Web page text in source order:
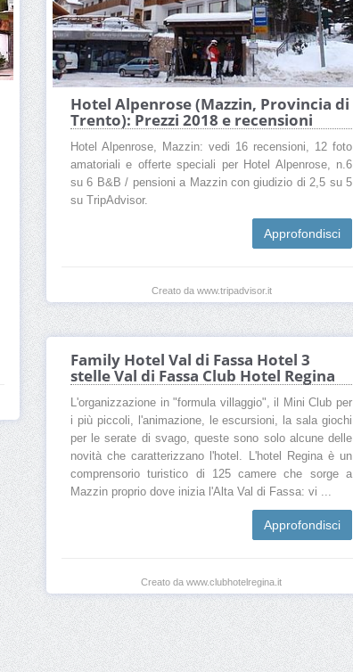
Hotel Alpenrose (Mazzin, Provincia di
Trento): Prezzi 2018 e recensioni
Hotel Alpenrose, Mazzin: vedi 16 recensioni, 12 foto
amatoriali e offerte speciali per Hotel Alpenrose, n.6
su 6 B&B / pensioni a Mazzin con giudizio di 2,5 su 5
su TripAdvisor.
Approfondisci
Creato da www.tripadvisor.it
Family Hotel Val di Fassa Hotel 3
stelle Val di Fassa Club Hotel Regina
L'organizzazione in "formula villaggio", il Mini Club per
i più piccoli, l'animazione, le escursioni, la sala giochi
per le serate di svago, queste sono solo alcune delle
novità che caratterizzano l'hotel. L'hotel Regina è un
comprensorio turistico di 125 camere che sorge a
Mazzin proprio dove inizia l'Alta Val di Fassa: vi ...
Approfondisci
Creato da www.clubhotelregina.it